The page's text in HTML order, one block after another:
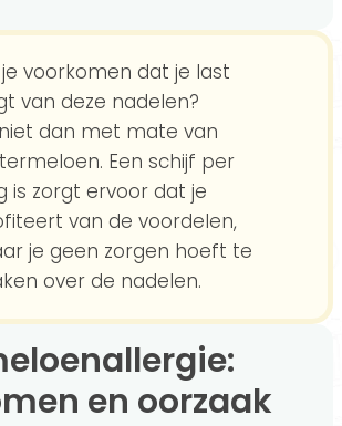
je voorkomen dat je last
van deze nadelen?
dan met mate van
Een schijf per
is zorgt ervoor dat je
van de voordelen,
je geen zorgen hoeft te
over de nadelen.
en oorzaak